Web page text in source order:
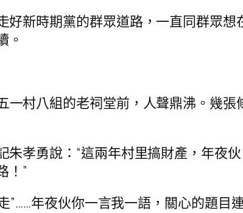
新時期黨的群眾道路，一直同群眾
。
一村八組的老祠堂前，人聲鼎沸。幾
孝勇說：“這兩年村里搞財產，年夜
！”
”……年夜伙你一言我一語，關心的題目